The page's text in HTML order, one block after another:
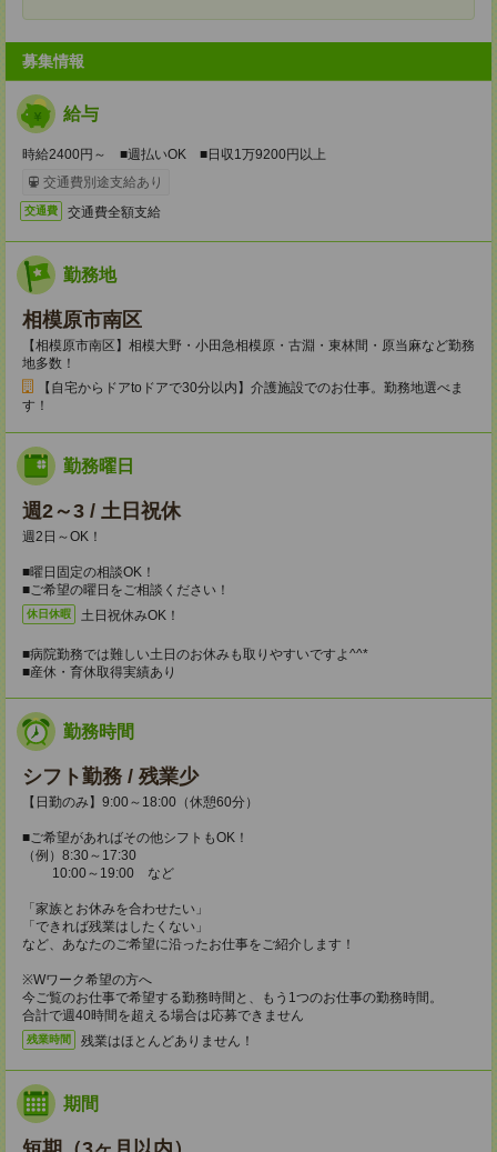
募集情報
給与
時給2400円～ ■週払いOK ■日収1万9200円以上
交通費別途支給あり
交通費 交通費全額支給
勤務地
相模原市南区
【相模原市南区】相模大野・小田急相模原・古淵・東林間・原当麻など勤務
地多数！
【自宅からドアtoドアで30分以内】介護施設でのお仕事。勤務地選べま
す！
勤務曜日
週2～3 / 土日祝休
週2日～OK！
■曜日固定の相談OK！
■ご希望の曜日をご相談ください！
休日休暇 土日祝休みOK！
■病院勤務では難しい土日のお休みも取りやすいですよ^^*
■産休・育休取得実績あり
勤務時間
シフト勤務 / 残業少
【日勤のみ】9:00～18:00（休憩60分）
■ご希望があればその他シフトもOK！
（例）8:30～17:30
10:00～19:00 など
「家族とお休みを合わせたい」
「できれば残業はしたくない」
など、あなたのご希望に沿ったお仕事をご紹介します！
※Wワーク希望の方へ
今ご覧のお仕事で希望する勤務時間と、もう1つのお仕事の勤務時間。
合計で週40時間を超える場合は応募できません
残業時間 残業はほとんどありません！
期間